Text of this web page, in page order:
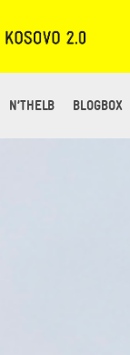
N’THELB BLOGBOX